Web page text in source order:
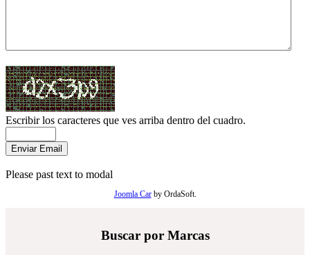
Escribir los caracteres que ves arriba dentro del cuadro.
Please past text to modal
Joomla Carby OrdaSoft.
Buscar por Marcas